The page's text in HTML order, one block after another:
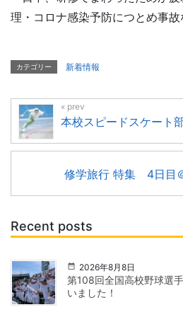
理・コロナ感染予防につとめ事故
カテゴリー 新着情報
本校スピードスケート
修学旅行 特集 4日目
Recent posts
2026年8月8日
第108回全国高校野球選
いました！